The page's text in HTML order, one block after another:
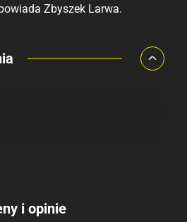
Zbyszek Larwa.
i opinie